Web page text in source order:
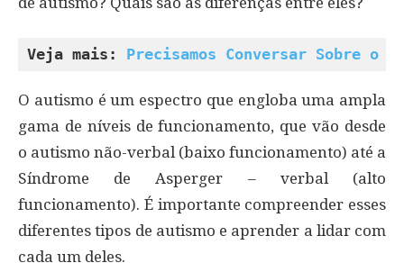
Veja mais: Precisamos Conversar Sobre o
O autismo é um espectro que engloba uma ampla
gama de níveis de funcionamento, que vão desde
o autismo não-verbal (baixo funcionamento) até a
Síndrome de Asperger – verbal (alto
funcionamento). É importante compreender esses
diferentes tipos de autismo e aprender a lidar com
cada um deles.